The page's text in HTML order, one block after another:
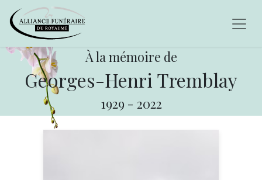
À la mémoire de
Georges-Henri Tremblay
1929 - 2022